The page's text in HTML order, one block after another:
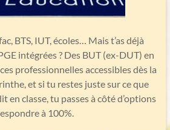
BTS, IUT, écoles… Mais t’as déjà
intégrées ? Des BUT (ex-DUT) en
professionnelles accessibles dès la
et si tu restes juste sur ce que
en classe, tu passes à côté d’options
à 100%.